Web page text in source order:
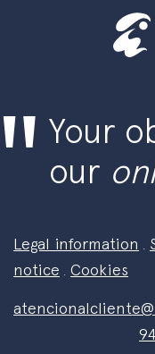
Your
our
Legal information
notice
Cookies